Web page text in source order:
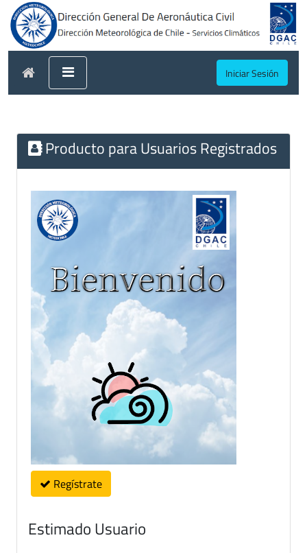
Iniciar Sesión
Producto para Usuarios Registrados
Regístrate
Estimado Usuario